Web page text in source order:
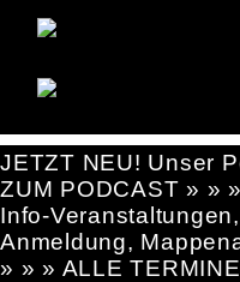
JETZT NEU! Unser
ZUM PODCAST » » »
Info-
Anmeldung,
» » » ALLE